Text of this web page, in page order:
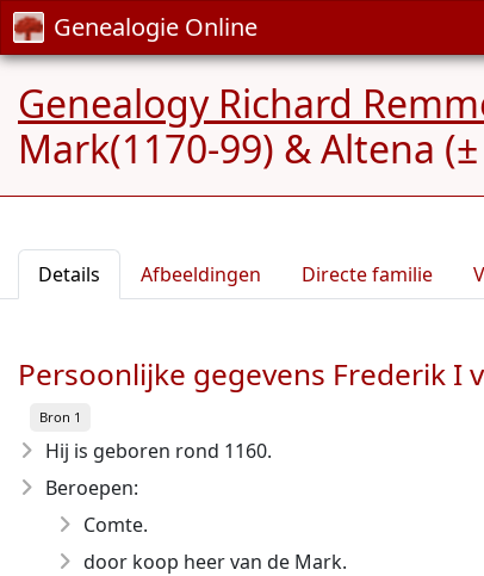
Genealogie Online
Genealogy Richard
Mark(1170-99) & Altena
Details Afbeeldingen Directe familie
Persoonlijke gegevens Frederik I
Bron 1
Hij is geboren rond 1160.
Beroepen:
Comte.
door koop heer van de Mark.